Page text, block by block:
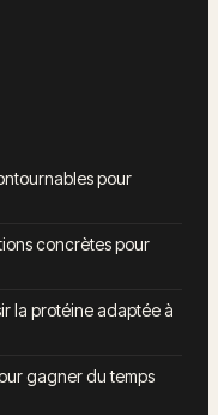
pour
concrètes pour
la protéine adaptée à
gagner du temps